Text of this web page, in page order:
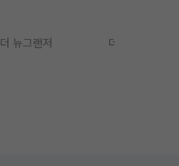
더 뉴그랜저 더 뉴그랜저IG